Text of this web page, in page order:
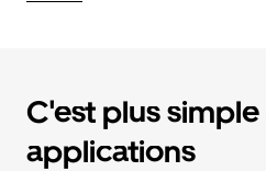
C'est plus
applications